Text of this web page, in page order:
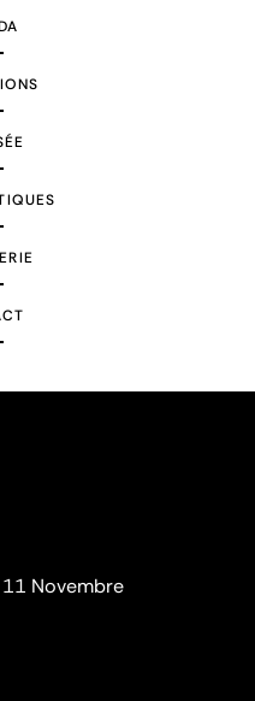
Novembre